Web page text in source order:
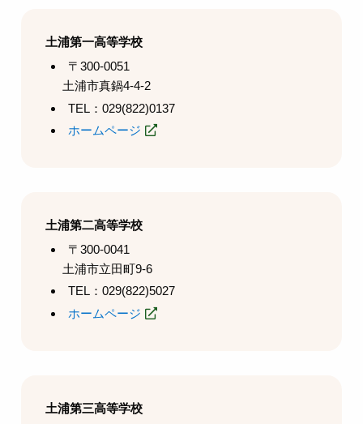
土浦第一高等学校
〒300-0051
土浦市真鍋4-4-2
TEL：029(822)0137
ホームページ
土浦第二高等学校
〒300-0041
土浦市立田町9-6
TEL：029(822)5027
ホームページ
土浦第三高等学校